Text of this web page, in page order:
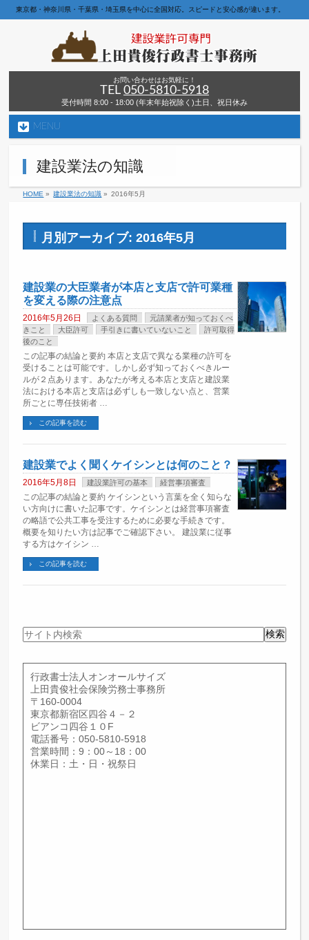
東京都・神奈川県・千葉県・埼玉県を中心に全国対応。スピードと安心感が違います。
お問い合わせはお気軽に！
TEL 050-5810-5918
受付時間 8:00 - 18:00 (年末年始祝除く)土日、祝日休み
MENU
建設業法の知識
HOME » 建設業法の知識 » 2016年5月
月別アーカイブ: 2016年5月
建設業の大臣業者が本店と支店で許可業種
を変える際の注意点
2016年5月26日 よくある質問
元請業者が知っておくべ
きこと
大臣許可 手引きに書いていないこと
許可取得
後のこと
この記事の結論と要約 本店と支店で異なる業種の許可を
受けることは可能です。しかし必ず知っておくべきルー
ルが２点あります。あなたが考える本店と支店と建設業
法における本店と支店は必ずしも一致しない点と、営業
所ごとに専任技術者 …
この記事を読む
建設業でよく聞くケイシンとは何のこと？
2016年5月8日 建設業許可の基本 経営事項審査
この記事の結論と要約 ケイシンという言葉を全く知らな
い方向けに書いた記事です。ケイシンとは経営事項審査
の略語で公共工事を受注するために必要な手続きです。
概要を知りたい方は記事でご確認下さい。 建設業に従事
する方はケイシン …
この記事を読む
サ
イ
検
索
検索
行政書士法人オンオールサイズ
上田貴俊社会保険労務士事務所
〒160-0004
東京都新宿区四谷４－２
ビアンコ四谷１０F
電話番号：050-5810-5918
営業時間：9：00～18：00
休業日：土・日・祝祭日